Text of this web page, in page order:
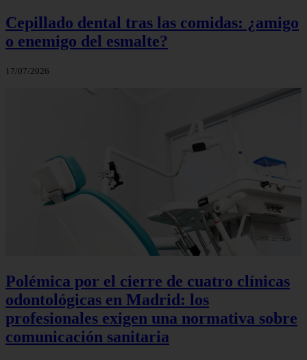
Cepillado dental tras las comidas: ¿amigo
o enemigo del esmalte?
17/07/2026
Polémica por el cierre de cuatro clínicas
odontológicas en Madrid: los
profesionales exigen una normativa sobre
comunicación sanitaria